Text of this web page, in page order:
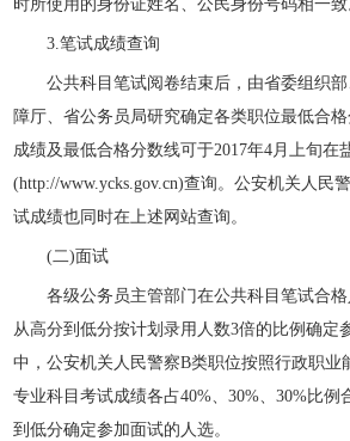
时所使用的身份证姓名、公民身份号码相一致
3.笔试成绩查询
公共科目笔试阅卷结束后，由省委组织部
障厅、省公务员局研究确定各类职位最低合
成绩及最低合格分数线可于2017年4月上旬在
(http://www.ycks.gov.cn)查询。公安机关人民
试成绩也同时在上述网站查询。
(二)面试
各级公务员主管部门在公共科目笔试合格
从高分到低分按计划录用人数3倍的比例确定
中，公安机关人民警察B类职位按照行政职业
专业科目考试成绩各占40%、30%、30%比例
到低分确定参加面试的人选。